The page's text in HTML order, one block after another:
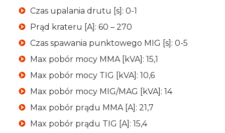
Czas upalania drutu [s]: 0-1
Prąd krateru [A]: 60 – 270
Czas spawania punktowego MIG [s]: 0-5
Max pobór mocy MMA [kVA]: 15,1
Max pobór mocy TIG [kVA]: 10,6
Max pobór mocy MIG/MAG [kVA]: 14
Max pobór prądu MMA [A]: 21,7
Max pobór prądu TIG [A]: 15,4